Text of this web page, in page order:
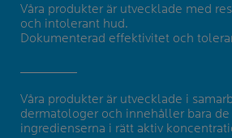
Våra produkter är utvecklade med
och intolerant hud.
Dokumenterad effektivitet och
Våra produkter är utvecklade i
dermatologer och innehåller bara
ingredienserna i rätt aktiv